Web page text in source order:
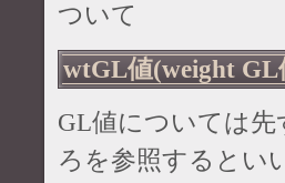
ついて
wtGL値(weight
GL値については先
ろを参照するとい